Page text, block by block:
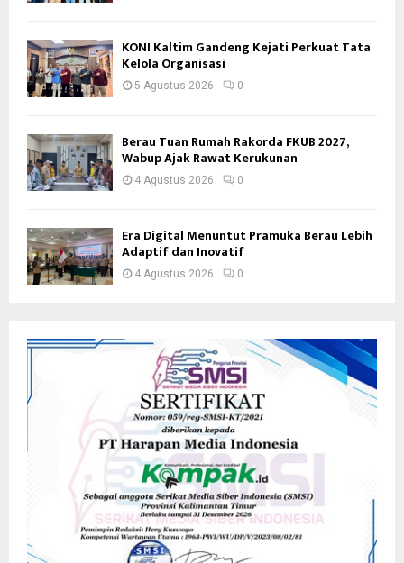
KONI Kaltim Gandeng Kejati Perkuat Tata
Kelola Organisasi
5 Agustus 2026 0
Berau Tuan Rumah Rakorda FKUB 2027,
Wabup Ajak Rawat Kerukunan
4 Agustus 2026 0
Era Digital Menuntut Pramuka Berau Lebih
Adaptif dan Inovatif
4 Agustus 2026 0